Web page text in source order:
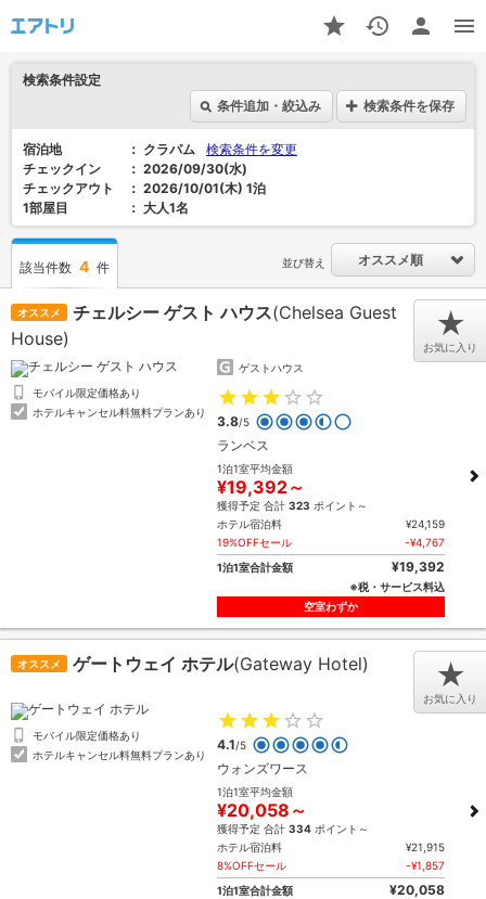
検索条件設定
条件追加・絞込み
検索条件を保存
宿泊地 クラパム
検索条件を変更
チェックイン
2026/09/30(水)
チェックアウト
2026/10/01(木) 1泊
1部屋目
大人1名
該当件数 4 件 並び替え オススメ順
オススメ チェルシー ゲスト ハウス(Chelsea Guest
House)
モバイル限定価格あり
ホテルキャンセル料無料プランあり
ゲストハウス
3.8/5
ランベス
1泊1室平均金額
¥19,392～
獲得予定 合計 323 ポイント～
ホテル宿泊料
¥24,159
19%OFFセール
-¥4,767
1泊1室合計金額
¥19,392
※税・サービス料込
空室わずか
★
お気に入り
オススメ ゲートウェイ ホテル(Gateway Hotel)
モバイル限定価格あり
ホテルキャンセル料無料プランあり
4.1/5
ウォンズワース
1泊1室平均金額
¥20,058～
獲得予定 合計 334 ポイント～
ホテル宿泊料
¥21,915
8%OFFセール
-¥1,857
1泊1室合計金額
¥20,058
★
お気に入り